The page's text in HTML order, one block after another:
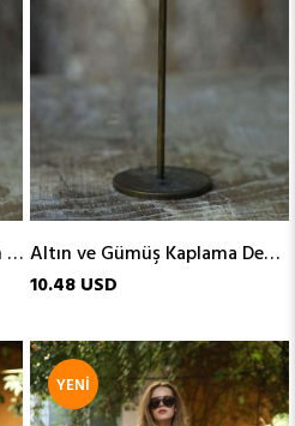
Deniz Yıldızı Figürlü Tasarım Küpe
Altın ve Gümüş Kaplama Deniz Yıldızı Tasarım Küpe
10.48 USD
YENI